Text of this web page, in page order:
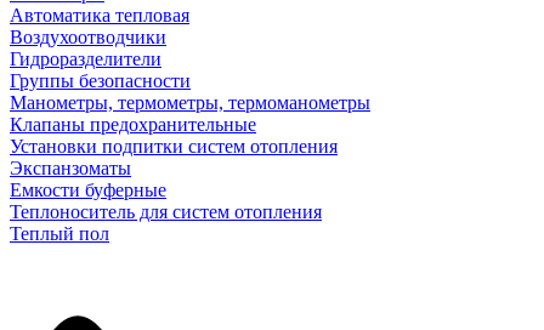
Автоматика тепловая
Воздухоотводчики
Гидроразделители
Группы безопасности
Манометры, термометры, термоманометры
Клапаны предохранительные
Установки подпитки систем отопления
Экспанзоматы
Емкости буферные
Теплоноситель для систем отопления
Теплый пол